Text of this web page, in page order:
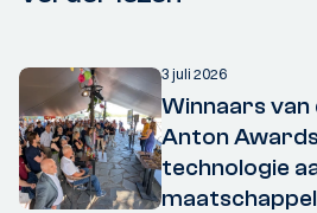
3 juli 2026
Winnaars
Anton
technologie